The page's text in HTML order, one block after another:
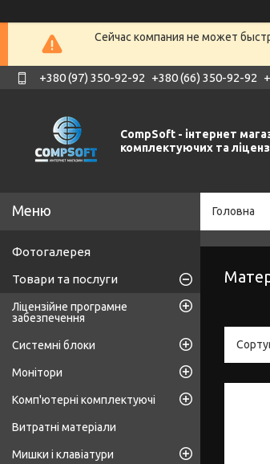
Сейчас компания не может
+380 (97) 350-92-92 +380 (66) 350-92-92
CompSoft - інтернет
комплектуючих та
Головна
Фотогалерея
Товари та послуги
Ліцензійне програмне
забезпечення
Системні блоки
Монітори
Комп'ютерні комплектуючі
Витратні матеріали
Мишки і клавіатури